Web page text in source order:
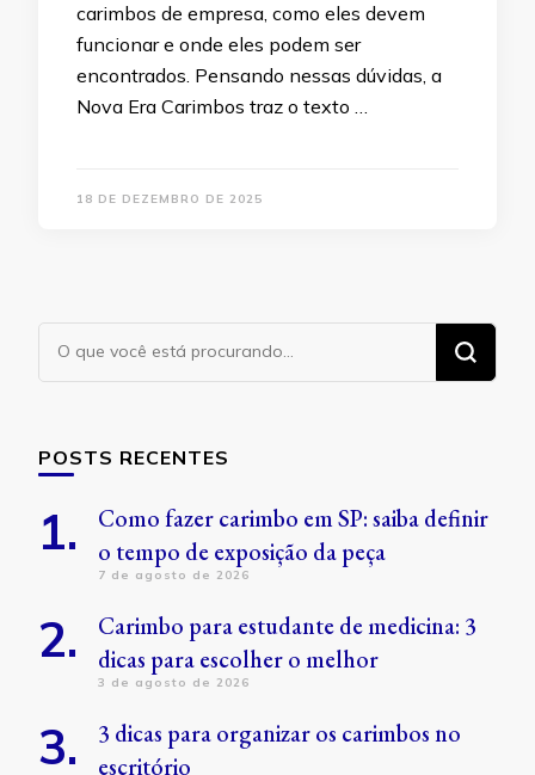
carimbos de empresa, como eles devem
funcionar e onde eles podem ser
encontrados. Pensando nessas dúvidas, a
Nova Era Carimbos traz o texto …
18 DE DEZEMBRO DE 2025
Procurando
algo?
POSTS RECENTES
Como fazer carimbo em SP: saiba definir
o tempo de exposição da peça
7 de agosto de 2026
Carimbo para estudante de medicina: 3
dicas para escolher o melhor
3 de agosto de 2026
3 dicas para organizar os carimbos no
escritório